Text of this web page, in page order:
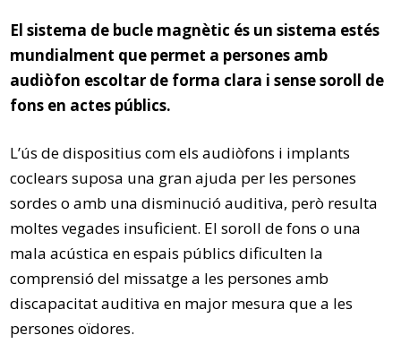
El sistema de bucle magnètic és un sistema estés
mundialment que permet a persones amb
audiòfon escoltar de forma clara i sense soroll de
fons en actes públics.
L’ús de dispositius com els audiòfons i implants
coclears suposa una gran ajuda per les persones
sordes o amb una disminució auditiva, però resulta
moltes vegades insuficient. El soroll de fons o una
mala acústica en espais públics dificulten la
comprensió del missatge a les persones amb
discapacitat auditiva en major mesura que a les
persones oïdores.